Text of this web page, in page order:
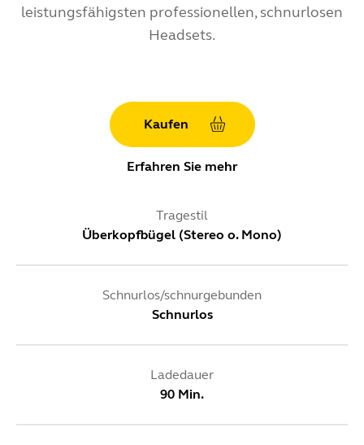
leistungsfähigsten professionellen, schnurlosen
Headsets.
Kaufen
Erfahren Sie mehr
Tragestil
Überkopfbügel (Stereo o. Mono)
Schnurlos/schnurgebunden
Schnurlos
Ladedauer
90 Min.